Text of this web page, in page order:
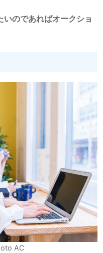
のであればオークショ
AC